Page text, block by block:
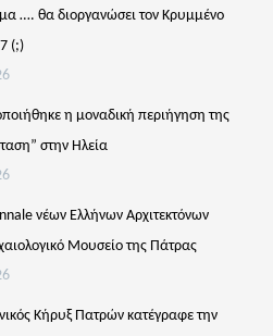
…. θα διοργανώσει τον Κρυμμένο
(;)
η μοναδική περιήγηση της
στην Ηλεία
νέων Ελλήνων Αρχιτεκτόνων
Μουσείο της Πάτρας
Κήρυξ Πατρών κατέγραφε την